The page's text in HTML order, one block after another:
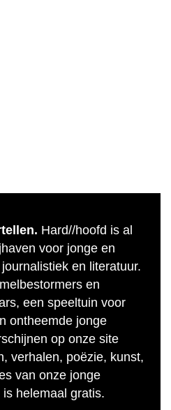
Hard//hoofd is al
voor jonge en
en literatuur.
en
een speeltuin voor
ontheemde jonge
op onze site
verhalen, poëzie, kunst,
van onze jonge
helemaal gratis.